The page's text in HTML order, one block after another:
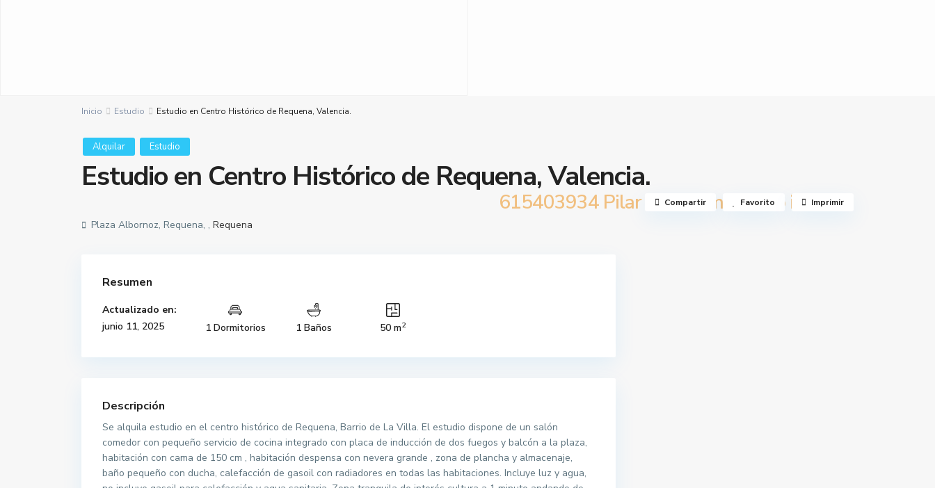
Inicio Estudio Estudio en Centro Histórico de Requena, Valencia.
Alquilar Estudio
Estudio en Centro Histórico de Requena, Valencia.
615403934 Pilar650 €/mes todo incluido
Plaza Albornoz, Requena, , Requena
Compartir Favorito Imprimir
Resumen
Actualizado en:
junio 11, 2025
1 Dormitorios 1 Baños 50 m2
Descripción
Se alquila estudio en el centro histórico de Requena, Barrio de La Villa. El estudio dispone de un salón
comedor con pequeño servicio de cocina integrado con placa de inducción de dos fuegos y balcón a la plaza,
habitación con cama de 150 cm , habitación despensa con nevera grande , zona de plancha y almacenaje,
baño pequeño con ducha, calefacción de gasoil con radiadores en todas las habitaciones. Incluye luz y agua,